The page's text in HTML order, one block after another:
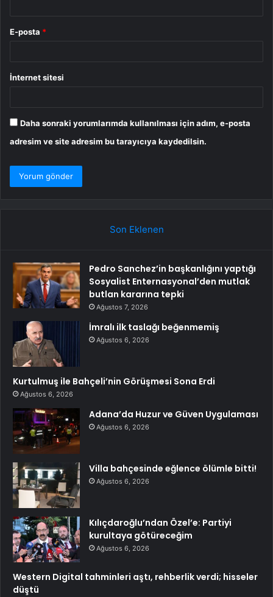
E-posta *
İnternet sitesi
Daha sonraki yorumlarımda kullanılması için adım, e-posta
adresim ve site adresim bu tarayıcıya kaydedilsin.
Son Eklenen
Pedro Sanchez’in başkanlığını yaptığı
Sosyalist Enternasyonal’den mutlak
butlan kararına tepki
Ağustos 7, 2026
İmralı ilk taslağı beğenmemiş
Ağustos 6, 2026
Kurtulmuş ile Bahçeli’nin Görüşmesi Sona Erdi
Ağustos 6, 2026
Adana’da Huzur ve Güven Uygulaması
Ağustos 6, 2026
Villa bahçesinde eğlence ölümle bitti!
Ağustos 6, 2026
Kılıçdaroğlu’ndan Özel’e: Partiyi
kurultaya götüreceğim
Ağustos 6, 2026
Western Digital tahminleri aştı, rehberlik verdi; hisseler
düştü